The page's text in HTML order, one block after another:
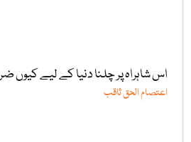
اس شاہراہ پر چلنا دنیا کے لیے کیوں
اعتصام الحق ثاقب